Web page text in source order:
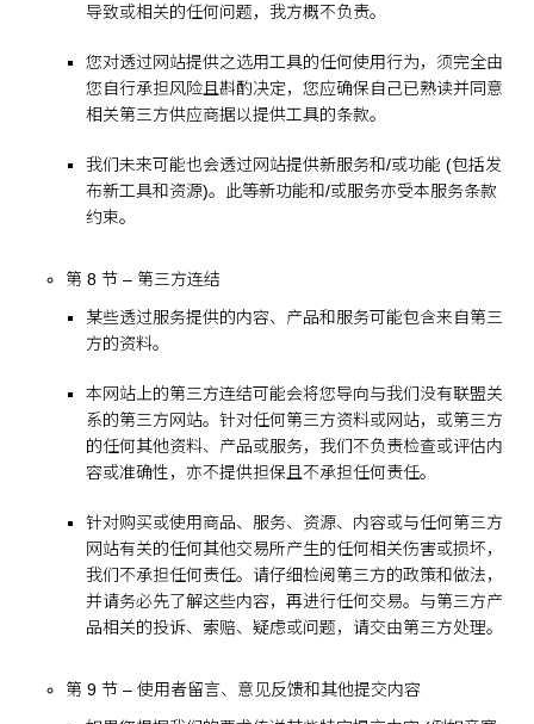
导致或相关的任何问题，我方概不负责。
您对透过网站提供之选用工具的任何使用行为，须完全由
您自行承担风险且斟酌决定，您应确保自己已熟读并同意
相关第三方供应商据以提供工具的条款。
我们未来可能也会透过网站提供新服务和/或功能 (包括发
布新工具和资源)。此等新功能和/或服务亦受本服务条款
约束。
第 8 节 – 第三方连结
某些透过服务提供的内容、产品和服务可能包含来自第三
方的资料。
本网站上的第三方连结可能会将您导向与我们没有联盟关
系的第三方网站。针对任何第三方资料或网站，或第三方
的任何其他资料、产品或服务，我们不负责检查或评估内
容或准确性，亦不提供担保且不承担任何责任。
针对购买或使用商品、服务、资源、内容或与任何第三方
网站有关的任何其他交易所产生的任何相关伤害或损坏，
我们不承担任何责任。请仔细检阅第三方的政策和做法，
并请务必先了解这些内容，再进行任何交易。与第三方产
品相关的投诉、索赔、疑虑或问题，请交由第三方处理。
第 9 节 – 使用者留言、意见反馈和其他提交内容